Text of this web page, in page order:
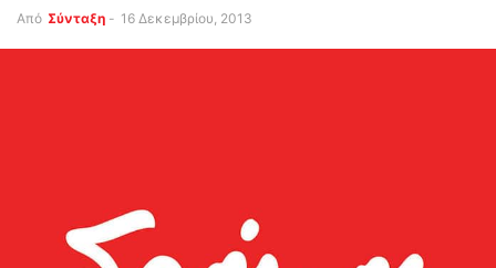
Από Σύνταξη - 16 Δεκεμβρίου, 2013